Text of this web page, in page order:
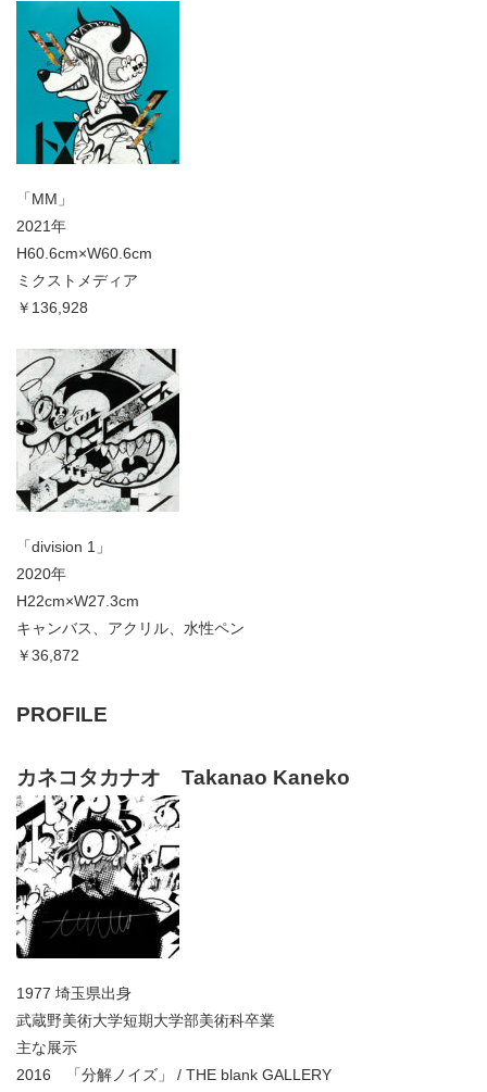
「MM」
2021年
H60.6cm×W60.6cm
ミクストメディア
￥136,928
「division 1」
2020年
H22cm×W27.3cm
キャンバス、アクリル、水性ペン
￥36,872
PROFILE
カネコタカナオ Takanao Kaneko
1977 埼玉県出身
武蔵野美術大学短期大学部美術科卒業
主な展示
2016 「分解ノイズ」 / THE blank GALLERY